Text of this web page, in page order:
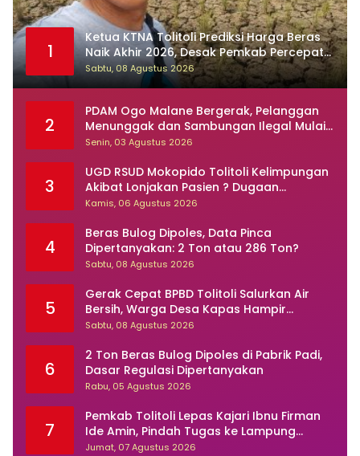
1
Ketua KTNA Tolitoli Prediksi Harga Beras
Naik Akhir 2026, Desak Pemkab Percepat
Perbaikan Irigasi
Sabtu, 08 Agustus 2026
2
PDAM Ogo Malane Bergerak, Pelanggan
Menunggak dan Sambungan Ilegal Mulai
Ditertibkan
Senin, 03 Agustus 2026
3
UGD RSUD Mokopido Tolitoli Kelimpungan
Akibat Lonjakan Pasien ? Dugaan
Peningkatan Kasus Diare dan Muntaber
Kamis, 06 Agustus 2026
4
Beras Bulog Dipoles, Data Pinca
Dipertanyakan: 2 Ton atau 286 Ton?
Sabtu, 08 Agustus 2026
5
Gerak Cepat BPBD Tolitoli Salurkan Air
Bersih, Warga Desa Kapas Hampir
Sebulan Dilanda Kekeringan
Sabtu, 08 Agustus 2026
6
2 Ton Beras Bulog Dipoles di Pabrik Padi,
Dasar Regulasi Dipertanyakan
Rabu, 05 Agustus 2026
7
Pemkab Tolitoli Lepas Kajari Ibnu Firman
Ide Amin, Pindah Tugas ke Lampung
Selatan
Jumat, 07 Agustus 2026